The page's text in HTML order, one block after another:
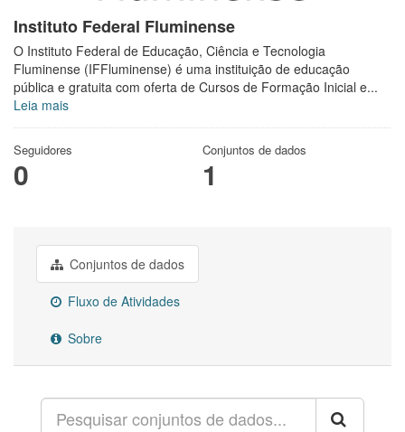
Instituto Federal Fluminense
O Instituto Federal de Educação, Ciência e Tecnologia
Fluminense (IFFluminense) é uma instituição de educação
pública e gratuita com oferta de Cursos de Formação Inicial e...
Leia mais
Seguidores
0
Conjuntos de dados
1
Conjuntos de dados
Fluxo de Atividades
Sobre